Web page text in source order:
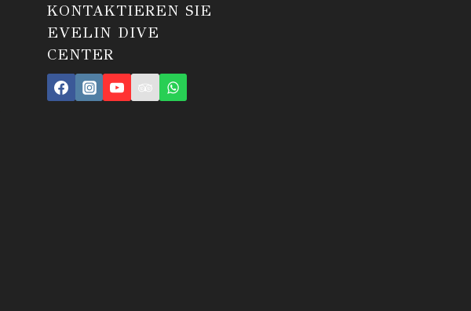
KONTAKTIEREN SIE
EVELIN DIVE
CENTER